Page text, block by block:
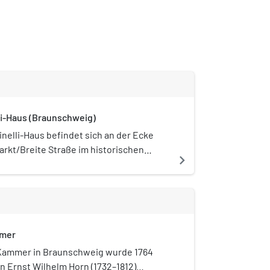
Haus (Braunschweig)
Haus befindet sich an der Ecke
Breite Straße im historischen
Erbpostmeister Stechinelli (d. i.
navigate_next
in Braunschweig wurde 1764
Wilhelm Horn (1732–1812)